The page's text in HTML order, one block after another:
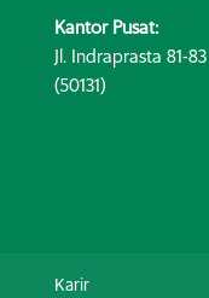
Kantor Pusat:
Jl. Indraprasta 81-
(50131)
Karir